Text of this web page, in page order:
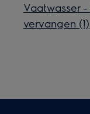
Vaatwasser
vervangen (1)